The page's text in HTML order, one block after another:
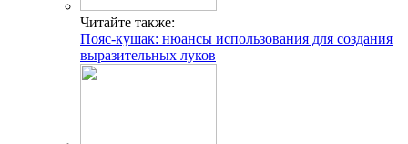
Читайте также:
Пояс-кушак: нюансы использования для создания
выразительных луков